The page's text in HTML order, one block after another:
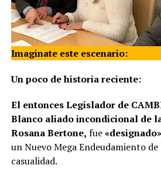
Imaginate este escenario:
Un poco de historia reciente:
El entonces Legislador de
Blanco aliado incondicional de
Rosana Bertone, fue«designado»
un Nuevo Mega Endeudamiento
casualidad.